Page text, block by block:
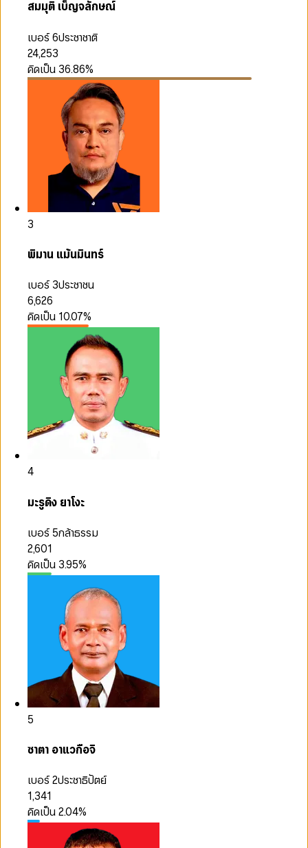
สมมุติ เบ็ญจลักษณ์
เบอร์ 6ประชาชาติ
24,253
คิดเป็น 36.86%
3
พิมาน แม้นมินทร์
เบอร์ 3ประชาชน
6,626
คิดเป็น 10.07%
4
มะรูดิง ยาโงะ
เบอร์ 5กล้าธรรม
2,601
คิดเป็น 3.95%
5
ซาตา อาแวกือจิ
เบอร์ 2ประชาธิปัตย์
1,341
คิดเป็น2.04%